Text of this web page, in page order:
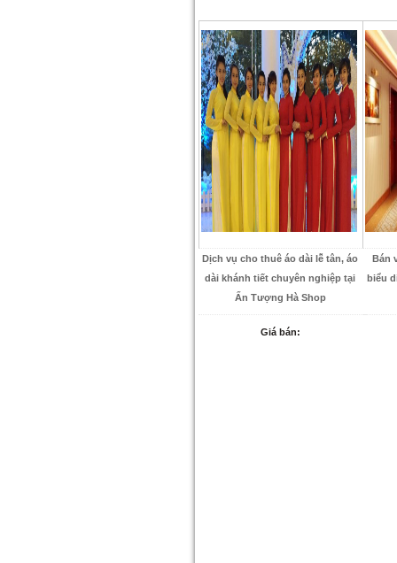
Dịch vụ cho thuê áo dài lễ tân, áo
dài khánh tiết chuyên nghiệp tại
Ấn Tượng Hà Shop
Giá bán:
Bán
biểu